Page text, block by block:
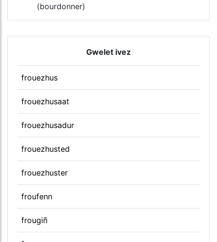
(bourdonner)
Gwelet ivez
frouezhus
frouezhusaat
frouezhusadur
frouezhusted
frouezhuster
froufenn
frougiñ